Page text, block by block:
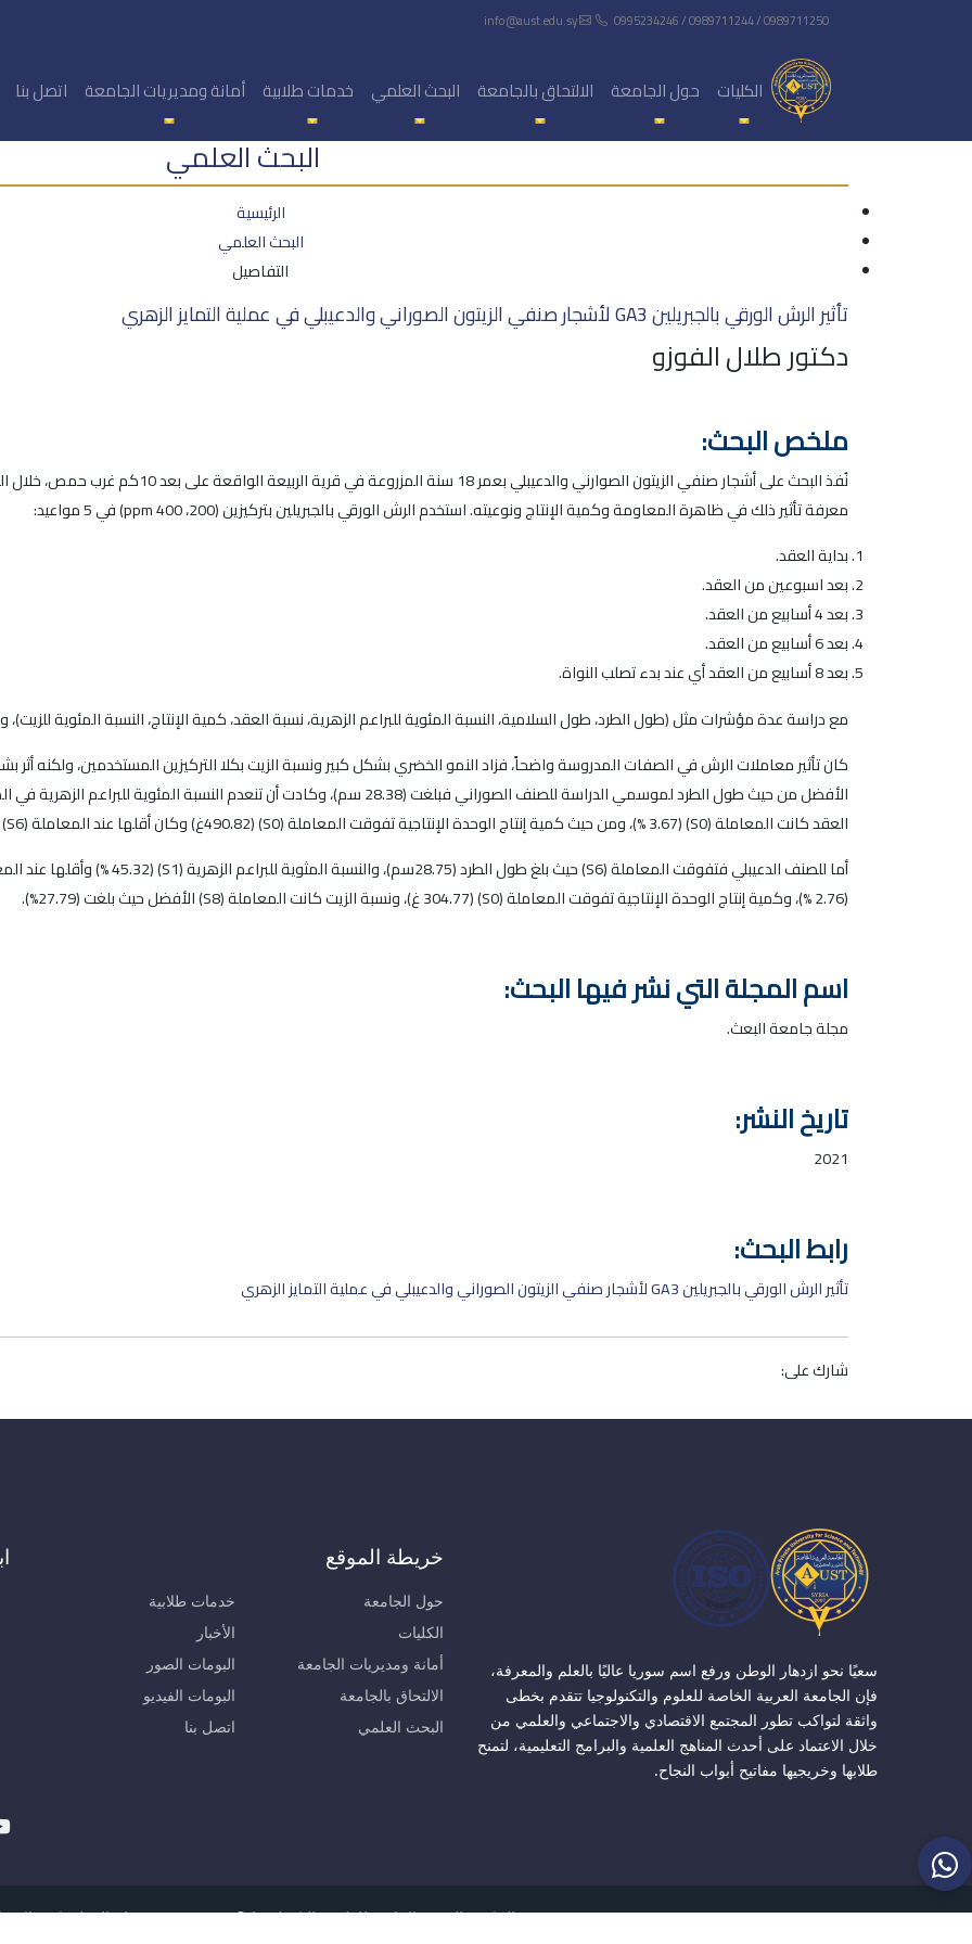
0995234246 / 0989711244 / 0989711250
الكليات حول الجامعة الالتحاق بالجامعة البحث العلمي خدمات طلابية أمانة ومديريات الجامعة اتصل بنا
البحث العلمي
الرئيسية
البحث العلمي
التفاصيل
تأثير الرش الورقي بالجبريلين GA3 لأشجار صنفي الزيتون الصوراني والدعيبلي في عملية التمايز الزهري
دكتور طلال الفوزو
ملخص البحث:
معرفة تأثير ذلك في ظاهرة المعاومة وكمية الإنتاج ونوعيته. استخدم الرش الورقي بالجبريلين بتركيزين (200، 400 ppm) في 5 مواعيد:
بداية العقد.
بعد اسبوعين من العقد.
بعد 4 أسابيع من العقد.
بعد 6 أسابيع من العقد.
بعد 8 أسابيع من العقد أي عند بدء تصلب النواة.
مع دراسة عدة مؤشرات مثل (طول الطرد، طول السلامية، النسبة المئوية للبراعم الزهرية، نسبة العقد، كمية الإنتاج، النسبة المئوية
العقد كانت المعاملة (S0) (3.67 %)، ومن حيث كمية إنتاج الوحدة الإنتاجية تفوقت المعاملة (S0) (490.82غ) وكان أقلها عند المعاملة (S6) (92.46غ)، وأفضلها من حيث نسبة الزيت (S5) (27.25 %).
(2.76 %)، وكمية إنتاج الوحدة الإنتاجية تفوقت المعاملة (S0) (304.77 غ)، ونسبة الزيت كانت المعاملة (S8) الأفضل حيث بلغت (27.79%).
اسم المجلة التي نشر فيها البحث:
مجلة جامعة البعث.
تاريخ النشر:
2021
رابط البحث:
تأثير الرش الورقي بالجبريلين GA3 لأشجار صنفي الزيتون الصوراني والدعيبلي في عملية التمايز الزهري
شارك على:
سعيًا نحو ازدهار الوطن ورفع اسم سوريا عاليًا بالعلم والمعرفة،
فإن الجامعة العربية الخاصة للعلوم والتكنولوجيا تتقدم بخطى
واثقة لتواكب تطور المجتمع الاقتصادي والاجتماعي والعلمي من
خلال الاعتماد على أحدث المناهج العلمية والبرامج التعليمية، لتمنح
طلابها وخريجيها مفاتيح أبواب النجاح.
خريطة الموقع
حول الجامعة
الكليات
أمانة ومديريات الجامعة
الالتحاق بالجامعة
البحث العلمي
خدمات طلابية
الأخبار
البومات الصور
البومات الفيديو
اتصل بنا
الجامعة العربية الخاصة للعلوم والتكنولوجيا © 2026, مديرية نظم المعلومات والاتصالات.